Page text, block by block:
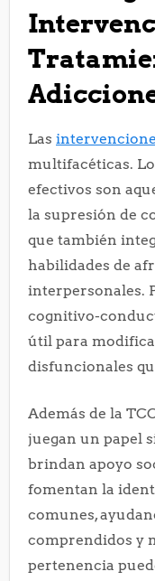
Las
multifacéticas.
efectivos son
la supresión de
que también
habilidades de
interpersonales.
cognitivo-
útil para
disfuncionales
Además de la
juegan un papel
brindan apoyo
fomentan la
comunes,
comprendidos y
pertenencia